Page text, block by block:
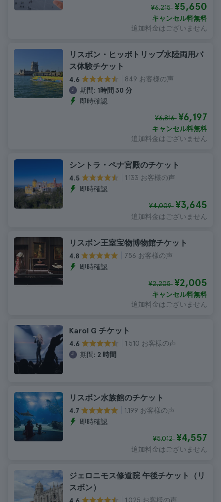
¥6,215 ¥5,650
キャンセル料無料
追加料金はございません
リスボン・ヒッポトリップ水陸両用バ
ス体験チケット
4.6
849 お客様の声
期間: 1時間 30 分
即時確認
¥6,816 ¥6,197
キャンセル料無料
追加料金はございません
シントラ・ペナ宮殿のチケット
4.5
1.133 お客様の声
即時確認
¥4,009 ¥3,645
追加料金はございません
リスボン王室宝物博物館チケット
4.8
756 お客様の声
即時確認
¥2,205 ¥2,005
キャンセル料無料
追加料金はございません
Karol G チケット
4.6
1.510 お客様の声
期間: 2 時間
リスボン水族館のチケット
4.7
1.199 お客様の声
即時確認
¥5,012 ¥4,557
追加料金はございません
ジェロニモス修道院 午後チケット（リ
スボン）
1.025 お客様の声